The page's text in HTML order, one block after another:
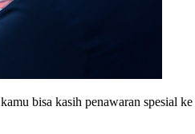
bisa kasih penawaran spesial ke